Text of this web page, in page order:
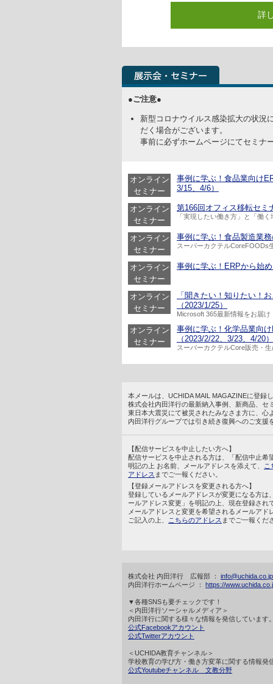
詳
●ご注意●
新型コロナウイルス感染拡大の状況
だく場合がございます。
事前に必ずホームページにてセミナ
オンライン
セミナー
事例に学ぶ！食品業向け
3/15、4/6）
オンライン
セミナー
第166回オフィス移転セミ
「実現したい働き方」と「働く
オンライン
セミナー
事例に学ぶ！食品製造業
スーパーカクテルCoreFOODs
オンライン
セミナー
事例に学ぶ！ERPから始
オンライン
セミナー
「聞きたい！知りたい！
（2023/1/25）
Microsoft 365最新情報をお届け
オンライン
セミナー
事例に学ぶ！化学品業向
（2023/2/22、3/23、4/20）
スーパーカクテルCore販売・
本メールは、UCHIDA MAIL MAGAZINEに登録
株式会社内田洋行の最新納入事例、新商品、
東日本大震災にて被災されたみなさま方に、心
内田洋行グループでは引き続き復興へのご支援
【配信サービスを中止したい方へ】
配信サービスを中止される方は、「配信中止希
明記の上 お名前、メールアドレスを添えて、
こ
アドレス までご一報ください。
【登録メールアドレスを変更される方へ】
登録しているメールアドレスが変更になる方は
ールアドレス変更」を明記の上、現在登録され
メールアドレスと変更を希望されるメールアド
ご記入の上、
こちらのアドレス までご一報くだ
株式会社 内田洋行 広報部 ： info@uchida.co.jp
内田洋行ホームページ ： https://
▼各種SNSも要チェックです！
＜内田洋行ソーシャルメディア＞
内田洋行に関する様々な情報を発信しています
公式Facebookアカウント
公式Twitterアカウント
＜UCHIDA教育チャンネル＞
学校教育の学び方・働き方変革に関する情報発
公式Youtubeチャンネル 文教分野